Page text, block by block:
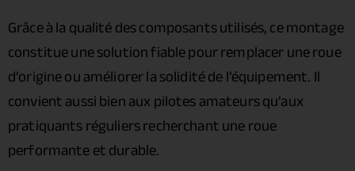
Grâce à la qualité des composants utilisés, ce montage
constitue une solution fiable pour remplacer une roue
d’origine ou améliorer la solidité de l’équipement. Il
convient aussi bien aux pilotes amateurs qu’aux
pratiquants réguliers recherchant une roue
performante et durable.